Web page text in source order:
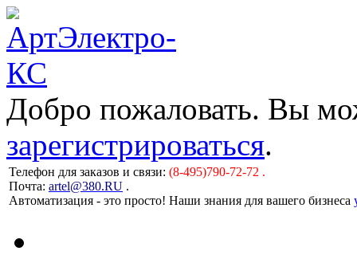
Добро пожаловать. Вы
зарегистрироваться.
Телефон для заказов и связи: (8-495)790-72-72 .
Почта: artel@380.RU .
Автоматизация - это просто! Наши знания для вашего бизнеса